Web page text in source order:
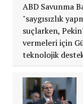
ABD Savunma
"saygısızlık
suçlarken,
vermeleri için
teknolojik